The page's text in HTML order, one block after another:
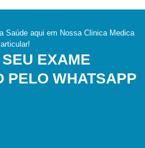
Saúde aqui em Nossa Clinica Medica
EXAME
PELO WHATSAPP